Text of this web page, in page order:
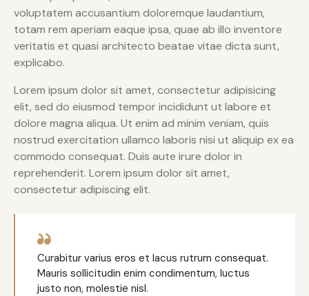
voluptatem accusantium doloremque laudantium,
totam rem aperiam eaque ipsa, quae ab illo inventore
veritatis et quasi architecto beatae vitae dicta sunt,
explicabo.
Lorem ipsum dolor sit amet, consectetur adipisicing
elit, sed do eiusmod tempor incididunt ut labore et
dolore magna aliqua. Ut enim ad minim veniam, quis
nostrud exercitation ullamco laboris nisi ut aliquip ex ea
commodo consequat. Duis aute irure dolor in
reprehenderit. Lorem ipsum dolor sit amet,
consectetur adipiscing elit.
Curabitur varius eros et lacus rutrum consequat.
Mauris sollicitudin enim condimentum, luctus
justo non, molestie nisl.